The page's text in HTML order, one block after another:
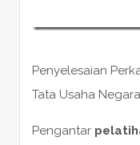
Penyelesaian
Tata Usaha
Pengantar